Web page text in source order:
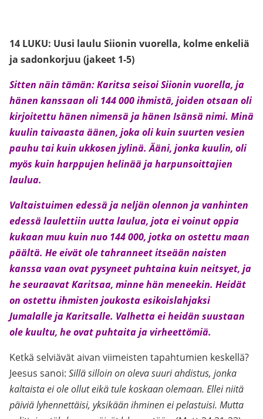
14 LUKU: Uusi laulu Siionin vuorella, kolme enkeliä
ja sadonkorjuu (jakeet 1-5)
Sitten näin tämän: Karitsa seisoi Siionin vuorella, ja
hänen kanssaan oli 144 000 ihmistä, joiden otsaan oli
kirjoitettu hänen nimensä ja hänen Isänsä nimi. Minä
kuulin taivaasta äänen, joka oli kuin suurten vesien
pauhu tai kuin ukkosen jylinä. Ääni, jonka kuulin, oli
myös kuin harppujen helinää ja harpunsoittajien
laulua.
Valtaistuimen edessä ja neljän olennon ja vanhinten
edessä laulettiin uutta laulua, jota ei voinut oppia
kukaan muu kuin nuo 144 000, jotka on ostettu maan
päältä. He eivät ole tahranneet itseään naisten
kanssa vaan ovat pysyneet puhtaina kuin neitsyet, ja
he seuraavat Karitsaa, minne hän meneekin. Heidät
on ostettu ihmisten joukosta esikoislahjaksi
Jumalalle ja Karitsalle. Valhetta ei heidän suustaan
ole kuultu, he ovat puhtaita ja virheettömiä.
Ketkä selviävät aivan viimeisten tapahtumien keskellä?
Jeesus sanoi: Sillä silloin on oleva suuri ahdistus, jonka
kaltaista ei ole ollut eikä tule koskaan olemaan. Ellei niitä
päiviä lyhennettäisi, yksikään ihminen ei pelastuisi. Mutta